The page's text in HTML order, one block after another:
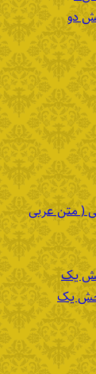
دو
( متن عربی
یک
یک